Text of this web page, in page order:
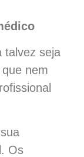
talvez seja
nem
Os